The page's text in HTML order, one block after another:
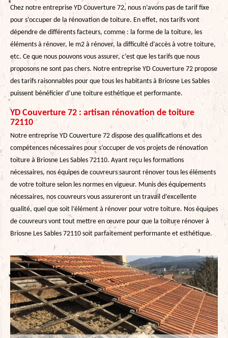
Chez notre entreprise YD Couverture 72, nous n’avons pas de tarif fixe
pour s’occuper de la rénovation de toiture. En effet, nos tarifs vont
dépendre de différents facteurs, comme : la forme de la toiture, les
éléments à rénover, le m2 à rénover, la difficulté d’accès à votre toiture,
etc. Ce que nous pouvons vous assurer, c’est que les tarifs que nous
proposons ne sont pas chers. Notre entreprise YD Couverture 72 propose
des tarifs raisonnables pour que tous les habitants à Briosne Les Sables
puissent bénéficier d’une toiture esthétique et performante.
YD Couverture 72 : artisan rénovation de toiture
72110
Notre entreprise YD Couverture 72 dispose des qualifications et des
compétences nécessaires pour s’occuper de vos projets de rénovation
toiture à Briosne Les Sables 72110. Ayant reçu les formations
nécessaires, nos équipes de couvreurs sauront rénover tous les éléments
de votre toiture selon les normes en vigueur. Munis des équipements
nécessaires, nos couvreurs vous assureront un travail d’excellente
qualité, quel que soit l’élément à rénover pour votre toiture. Nos équipes
de couvreurs vont tout mettre en œuvre pour que la toiture rénover à
Briosne Les Sables 72110 soit parfaitement performante et esthétique.